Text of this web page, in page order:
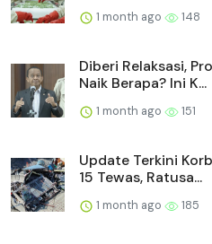
1 month ago 148
Diberi Relaksasi,
Naik Berapa? Ini K...
1 month ago 151
Update Terkini
15 Tewas, Ratusa...
1 month ago 185